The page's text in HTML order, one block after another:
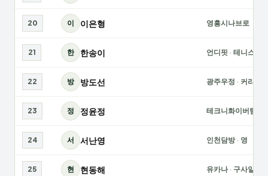
20 이 이은형 영흥시나브로
21 한 한송이 언디핏 · 테니스매
22 방 방도선 광주우정 · 커리수
23 정 정윤정 테크니화이버팀
24 서 서난영 인천담방· 영
25 현 현동해 유카나· 구사일생